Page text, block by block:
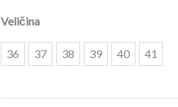
Veličina
36 37 38 39 40 41